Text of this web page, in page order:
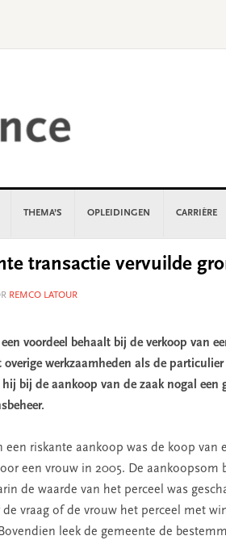
THEMA’S OPLEIDINGEN CARRIÈRE
transactie vervuilde
REMCO LATOUR
voordeel behaalt bij de verkoop van
werkzaamheden als de
bij de aankoop van de zaak nogal een
een riskante aankoop was de koop
een vrouw in 2005. De aankoopsom
de waarde van het perceel was
vraag of de vrouw het perceel met
leek de gemeente de